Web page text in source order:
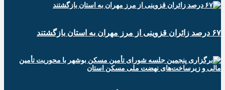
۶۷ درصد زائران قزوینی از مرز مهران به استان بازگشتند